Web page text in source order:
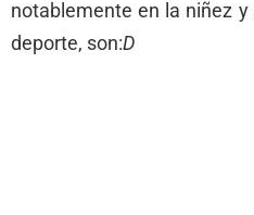
notablemente en la niñez y
deporte, son:D